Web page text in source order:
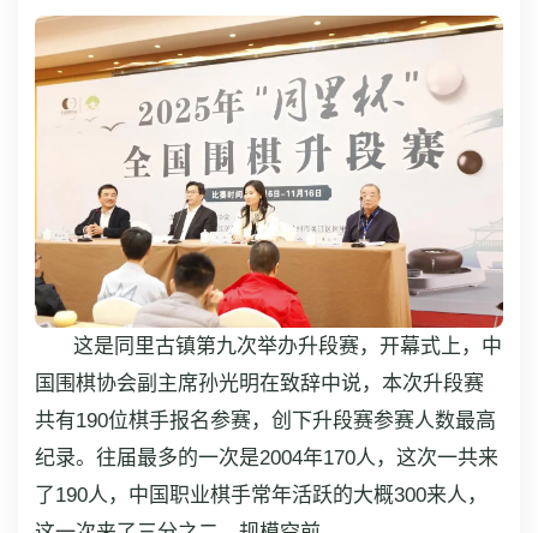
这是同里古镇第九次举办升段赛，开幕式上，中
国围棋协会副主席孙光明在致辞中说，本次升段赛
共有190位棋手报名参赛，创下升段赛参赛人数最高
纪录。往届最多的一次是2004年170人，这次一共来
了190人，中国职业棋手常年活跃的大概300来人，